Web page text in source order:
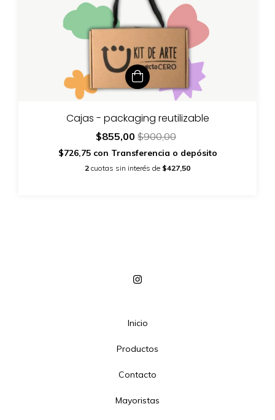
Cajas - packaging reutilizable
$855,00 $900,00
$726,75 con Transferencia o depósito
2 cuotas sin interés de $427,50
Inicio
Productos
Contacto
Mayoristas